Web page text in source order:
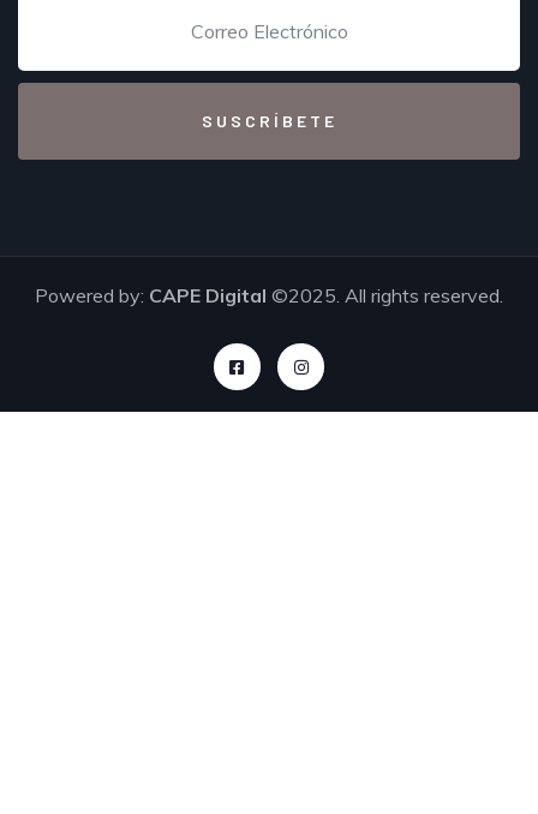
Powered by: CAPE Digital ©2025. All rights reserved.